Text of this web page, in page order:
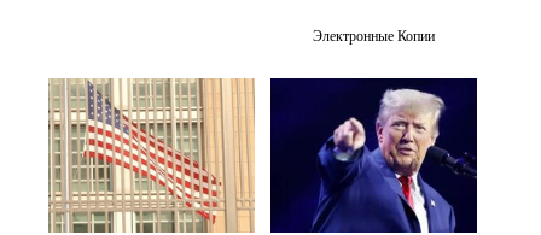
Электронные Копии